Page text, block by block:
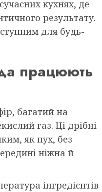
кухнях, де
результату.
для будь-
працюють
багатий на
газ. Ці дрібні
як пух, без
ніжна й
інгредієнтів